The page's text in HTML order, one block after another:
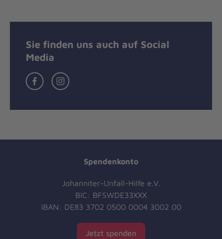
Sie finden uns auch auf Social
Media
FacebookInstagram
Spendenkonto
Johanniter-Unfall-Hilfe e.V.
BIC: BFSWDE33XXX
IBAN: DE83 3702 0500 0004 3002 00
Jetzt spenden